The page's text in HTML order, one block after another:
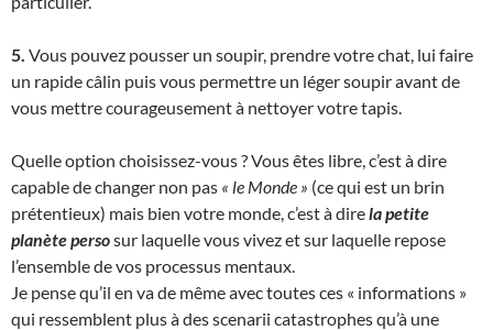
5. Vous pouvez pousser un soupir, prendre votre chat, lui faire
un rapide câlin puis vous permettre un léger soupir avant de
vous mettre courageusement à nettoyer votre tapis.
Quelle option choisissez-vous ? Vous êtes libre, c’est à dire
capable de changer non pas « le Monde » (ce qui est un brin
prétentieux) mais bien votre monde, c’est à direla petite
planète persosur laquelle vous vivez et sur laquelle repose
l’ensemble de vos processus mentaux.
Je pense qu’il en va de même avec toutes ces « informations »
qui ressemblent plus à des scenarii catastrophes qu’à une